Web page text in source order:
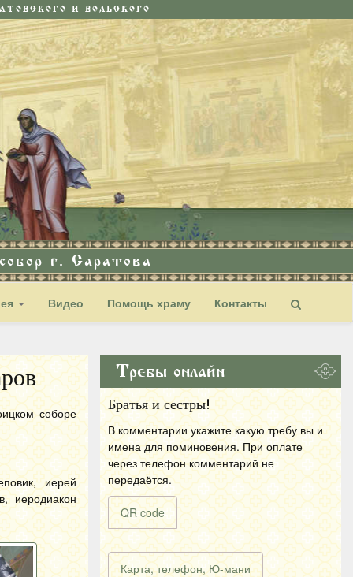
И ВОЛЬСКОГО
г. Саратова
Видео Помощь храму Контакты
соборе
иерей
иеродиакон
Требы онлайн
Братья и сестры!
В комментарии укажите какую требу вы и
имена для поминовения. При оплате
через телефон комментарий не
передаётся.
QR code
Карта, телефон, Ю-мани